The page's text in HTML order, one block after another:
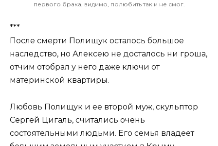
первого брака, видимо, полюбить так и не смог.
***
После смерти Полищук осталось большое
наследство, но Алексею не досталось ни гроша,
отчим отобрал у него даже ключи от
материнской квартиры.
Любовь Полищук и ее второй муж, скульптор
Сергей Цигаль, считались очень
состоятельными людьми. Его семья владеет